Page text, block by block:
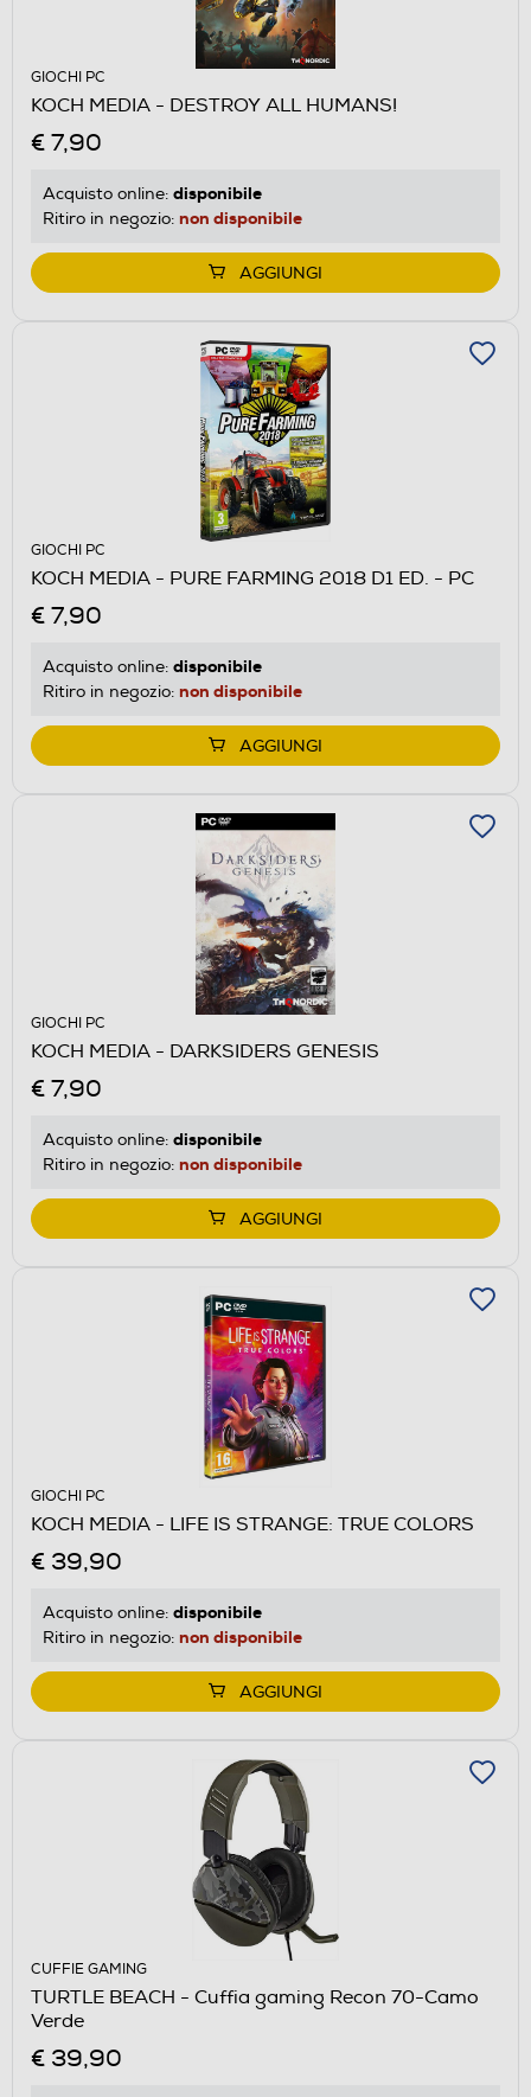
GIOCHI PC
KOCH MEDIA - DESTROY ALL HUMANS!
€ 7,90
Acquisto online: disponibile
Ritiro in negozio: non disponibile
AGGIUNGI
GIOCHI PC
KOCH MEDIA - PURE FARMING 2018 D1 ED. - PC
€ 7,90
Acquisto online: disponibile
Ritiro in negozio: non disponibile
AGGIUNGI
GIOCHI PC
KOCH MEDIA - DARKSIDERS GENESIS
€ 7,90
Acquisto online: disponibile
Ritiro in negozio: non disponibile
AGGIUNGI
GIOCHI PC
KOCH MEDIA - LIFE IS STRANGE: TRUE COLORS
€ 39,90
Acquisto online: disponibile
Ritiro in negozio: non disponibile
AGGIUNGI
CUFFIE GAMING
TURTLE BEACH - Cuffia gaming Recon 70-Camo
Verde
€ 39,90